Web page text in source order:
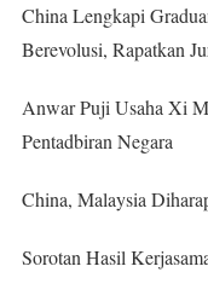
China Lengkapi
Berevolusi, Rapatkan
Anwar Puji Usaha Xi
Pentadbiran Negara
China, Malaysia
Sorotan Hasil